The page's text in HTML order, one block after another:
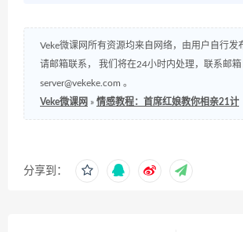
Veke微课网所有资源均来自网络，由用户自行发
请邮箱联系， 我们将在24小时内处理，联系邮箱
server@vekeke.com 。
Veke微课网 » 情感教程：首席红娘教你相亲21计
分享到：